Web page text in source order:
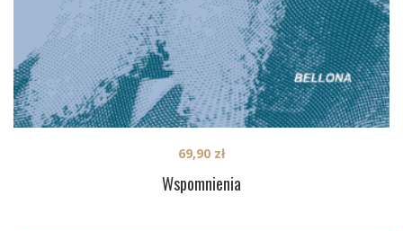
Wspomnienia
69,90 zł